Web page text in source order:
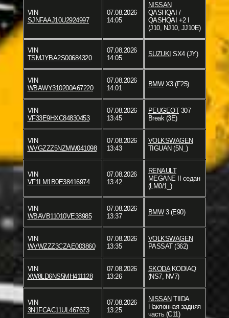
VIN
SJNFAAJ10U2924997
07.08.2026
14:05
NISSAN
QASHQAI /
QASHQAI +2 I
(J10, NJ10, JJ10E)
VIN
TSMJYBA2S00684320
07.08.2026
14:05
SUZUKI SX4 (JY)
VIN
WBAWY310200A67220
07.08.2026
14:01
BMWX3 (F25)
VIN
VF33E9HXC84830453
07.08.2026
13:45
PEUGEOT307
Break (3E)
VIN
WVGZZZ5NZMW041098
07.08.2026
13:43
VOLKSWAGEN
TIGUAN (5N_)
VIN
VF1LM1B0E38416974
07.08.2026
13:42
RENAULT
MEGANE II седан
(LM0/1_)
VIN
WBAVB11010VE38985
07.08.2026
13:37
BMW3 (E90)
VIN
WVWZZZ3CZAE003860
07.08.2026
13:35
VOLKSWAGEN
PASSAT (362)
VIN
XW8LD6NS5MH411128
07.08.2026
13:26
SKODAKODIAQ
(NS7, NV7)
VIN
3N1FCAC11UL467673
07.08.2026
13:25
NISSANTIIDA
Наклонная задняя
часть (C11)